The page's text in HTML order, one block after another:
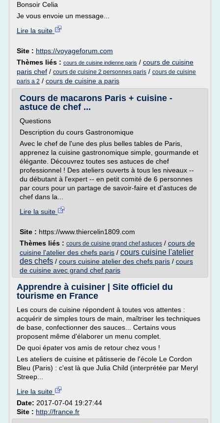
Bonsoir Celia
Je vous envoie un message...
Lire la suite
Site : https://voyageforum.com
Thèmes liés : cours de cuisine indienne paris / cours de cuisine
paris chef / cours de cuisine 2 personnes paris / cours de cuisine
paris a 2 / cours de cuisine a paris
Cours de macarons Paris + cuisine -
astuce de chef ...
Questions
Description du cours Gastronomique
Avec le chef de l'une des plus belles tables de Paris,
apprenez la cuisine gastronomique simple, gourmande et
élégante. Découvrez toutes ses astuces de chef
professionnel ! Des ateliers ouverts à tous les niveaux --
du débutant à l'expert -- en petit comité de 6 personnes
par cours pour un partage de savoir-faire et d'astuces de
chef dans la...
Lire la suite
Site : https://www.thiercelin1809.com
Thèmes liés : cours de cuisine grand chef astuces / cours de
cuisine l'atelier des chefs paris / cours cuisine l'atelier
des chefs / cours cuisine atelier des chefs paris / cours
de cuisine avec grand chef paris
Apprendre à cuisiner | Site officiel du
tourisme en France
Les cours de cuisine répondent à toutes vos attentes :
acquérir de simples tours de main, maîtriser les techniques
de base, confectionner des sauces... Certains vous
proposent même d'élaborer un menu complet.
De quoi épater vos amis de retour chez vous !
Les ateliers de cuisine et pâtisserie de l'école Le Cordon
Bleu (Paris) : c'est là que Julia Child (interprétée par Meryl
Streep...
Lire la suite
Date: 2017-07-04 19:27:44
Site : http://france.fr